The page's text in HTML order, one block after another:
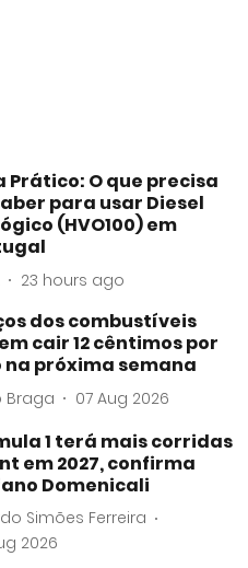
Prático: O que precisa
para usar Diesel
(HVO100) em
23 hours ago
dos combustíveis
cair 12 cêntimos por
próxima semana
Braga 07 Aug 2026
1 terá mais corridas
em 2027, confirma
Domenicali
Simões Ferreira
2026